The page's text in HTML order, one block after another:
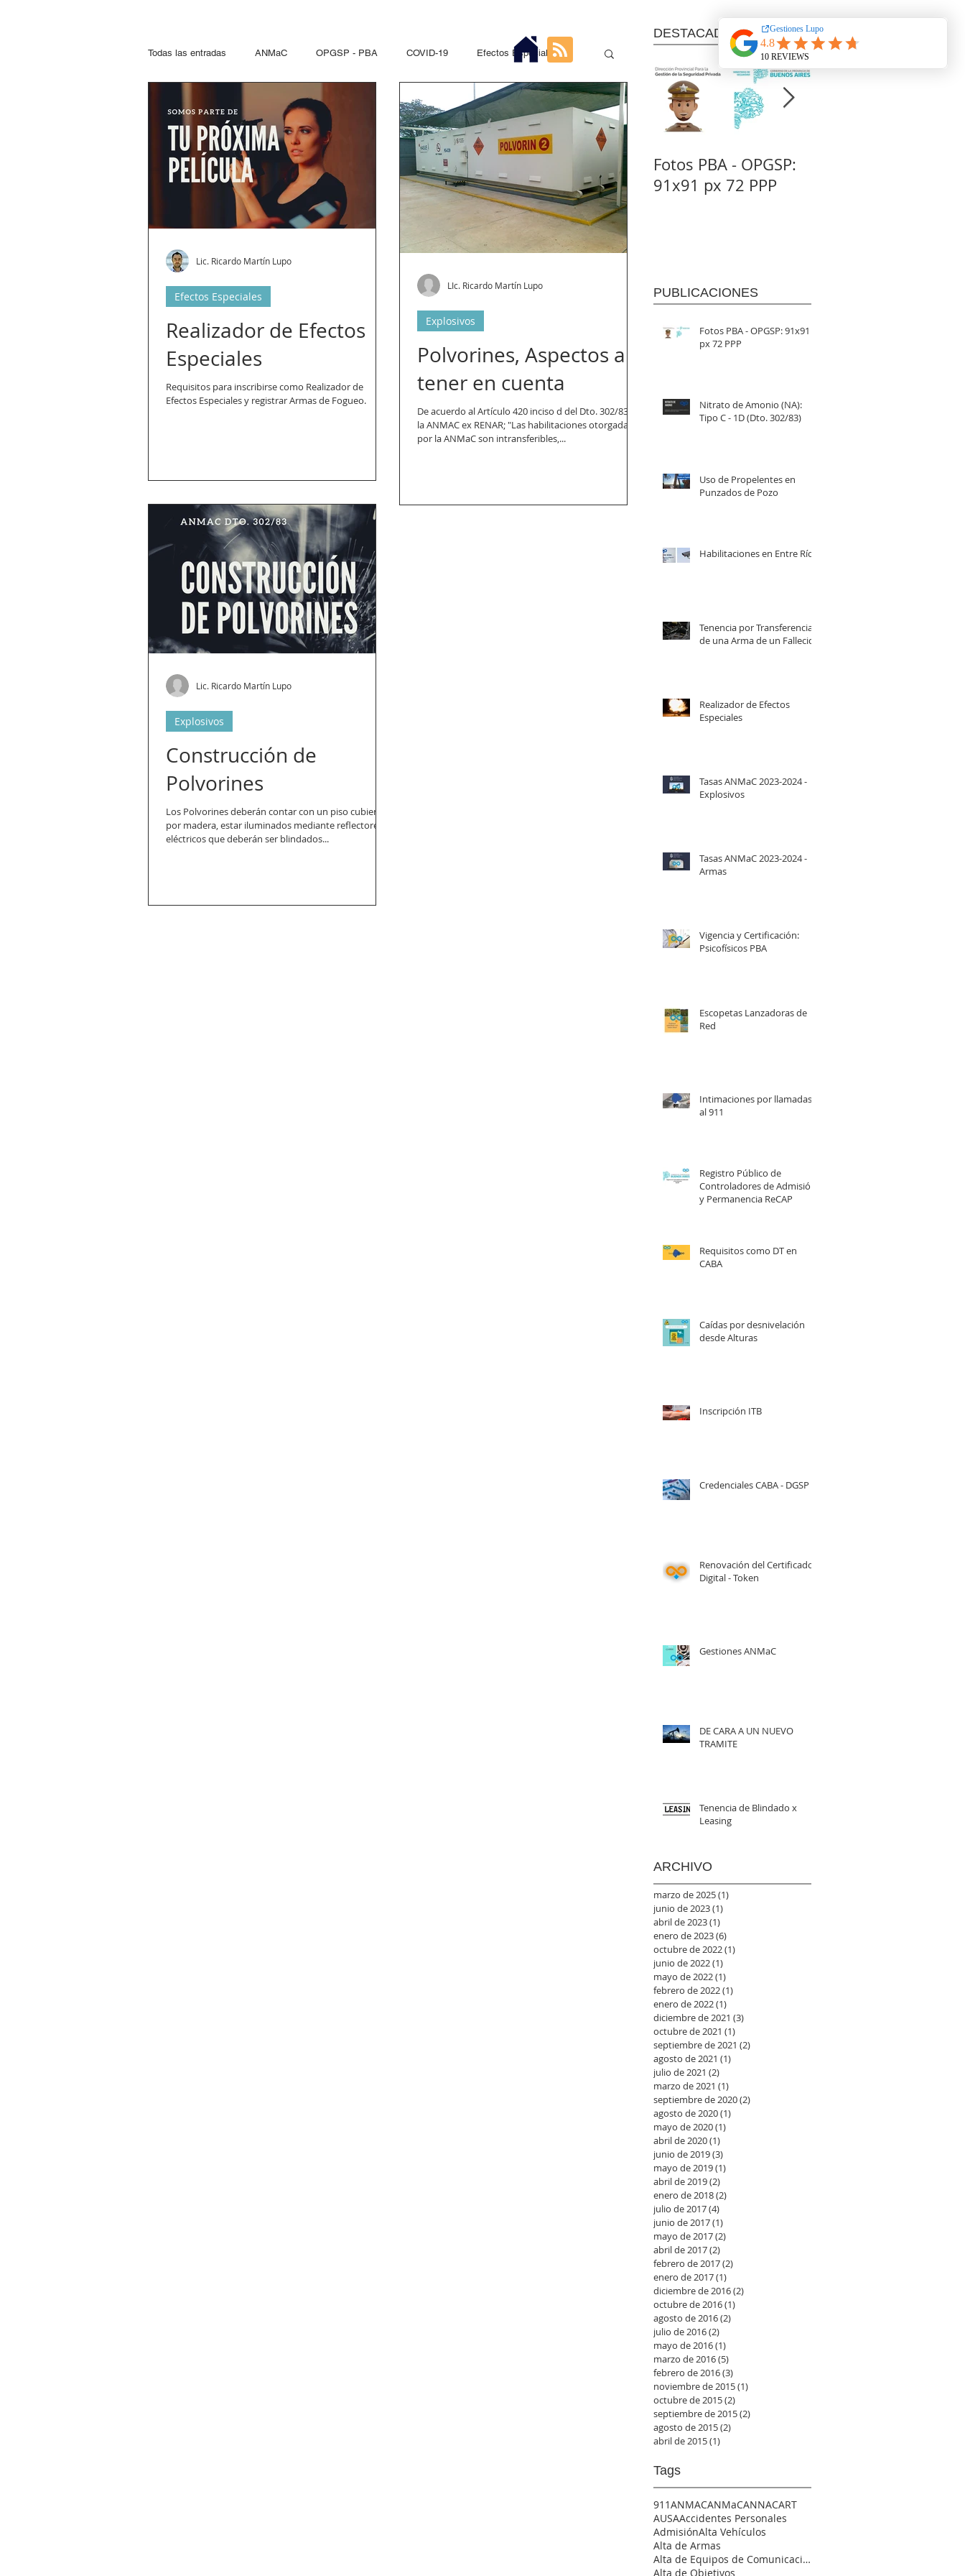
DESTACADOS
Todas las entradas ANMaC OPGSP - PBA COVID-19 Efectos Especiales
Explosivos Mandatarios Seguridad Privada PNA DGSP - CABA
Otras Jurisdicciones Artificios Pirotécnicos Sustancias Químicas Controladas
Paseo del Bajo Hidrocarcuros Entre Ríos
Realizador de Efectos
Especiales
Requisitos para inscribirse como Realizador de
Efectos Especiales y registrar Armas de Fogueo.
Efectos Especiales
Lic. Ricardo Martín Lupo
Polvorines, Aspectos a
tener en cuenta
De acuerdo al Artículo 420 inciso d del Dto. 302/83 de
la ANMAC ex RENAR; "Las habilitaciones otorgadas
por la ANMaC son intransferibles,...
Explosivos
LIc. Ricardo Martín Lupo
Construcción de
Polvorines
Los Polvorines deberán contar con un piso cubierto
por madera, estar iluminados mediante reflectores
eléctricos que deberán ser blindados...
Explosivos
Lic. Ricardo Martín Lupo
Fotos PBA - OPGSP:
91x91 px 72 PPP
PUBLICACIONES
Fotos PBA - OPGSP: 91x91
px 72 PPP
Nitrato de Amonio (NA):
Tipo C - 1D (Dto. 302/83)
Uso de Propelentes en
Punzados de Pozo
Habilitaciones en Entre Ríos
Tenencia por Transferencia
de una Arma de un Fallecido
Realizador de Efectos
Especiales
Tasas ANMaC 2023-2024 -
Explosivos
Tasas ANMaC 2023-2024 -
Armas
Vigencia y Certificación:
Psicofísicos PBA
Escopetas Lanzadoras de
Red
Intimaciones por llamadas
al 911
Registro Público de
Controladores de Admisión
y Permanencia ReCAP
Requisitos como DT en
CABA
Caídas por desnivelación
desde Alturas
Inscripción ITB
Credenciales CABA - DGSP
Renovación del Certificado
Digital - Token
Gestiones ANMaC
DE CARA A UN NUEVO
TRAMITE
Tenencia de Blindado x
Leasing
ARCHIVO
marzo de 2025(1)
junio de 2023(1)
abril de 2023(1)
enero de 2023(6)
octubre de 2022(1)
junio de 2022(1)
mayo de 2022(1)
febrero de 2022(1)
enero de 2022(1)
diciembre de 2021 (3)
octubre de 2021 (1)
septiembre de 2021 (2)
agosto de 2021 (1)
julio de 2021 (2)
marzo de 2021 (1)
septiembre de 2020(2)
agosto de 2020(1)
mayo de 2020(1)
abril de 2020(1)
junio de 2019(3)
mayo de 2019(1)
abril de 2019(2)
enero de 2018(2)
julio de 2017(4)
junio de 2017(1)
mayo de 2017(2)
abril de 2017(2)
febrero de 2017(2)
enero de 2017(1)
diciembre de 2016(2)
octubre de 2016(1)
agosto de 2016(2)
julio de 2016(2)
mayo de 2016(1)
marzo de 2016(5)
febrero de 2016(3)
noviembre de 2015(1)
octubre de 2015(2)
septiembre de 2015(2)
agosto de 2015(2)
abril de 2015(1)
Tags
911ANMACANMaCANNACART
AUSAAccidentes Personales
AdmisiónAlta Vehículos
Alta de Armas
Alta de Equipos de Comunicación
Alta de Objetivos